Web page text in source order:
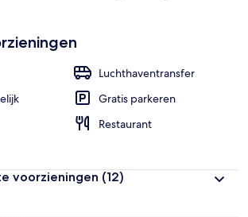
Luchthaventransfer
Gratis parkeren
Restaurant
voorzieningen (12)